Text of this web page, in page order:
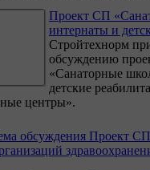
Проект СП
интернаты и
Стройтехнорм
обсуждению
«Санаторные
детские
центры».
Проект